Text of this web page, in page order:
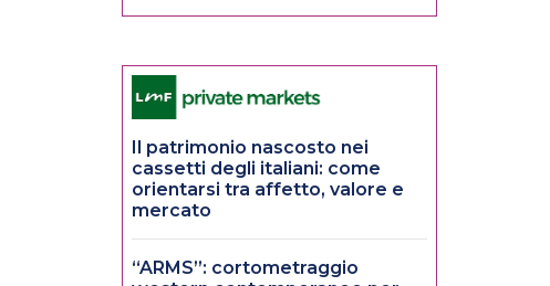
Il patrimonio nascosto nei
cassetti degli italiani: come
orientarsi tra affetto, valore e
mercato
“ARMS”: cortometraggio